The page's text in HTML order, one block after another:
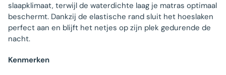
slaapklimaat, terwijl de waterdichte laag je matras optimaal
beschermt. Dankzij de elastische rand sluit het hoeslaken
perfect aan en blijft het netjes op zijn plek gedurende de
nacht.
Kenmerken